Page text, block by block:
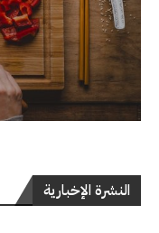
النشرة الإخبارية